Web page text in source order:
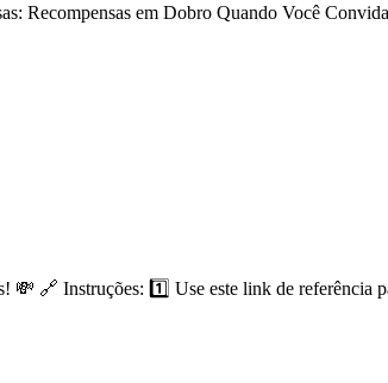
Recompensas em Dobro Quando Você
💸 🔗 Instruções: 1️⃣ Use este link de referência